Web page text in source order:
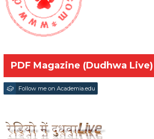
PDF Magazine (Dudhwa Live)
Follow me on Academia.edu